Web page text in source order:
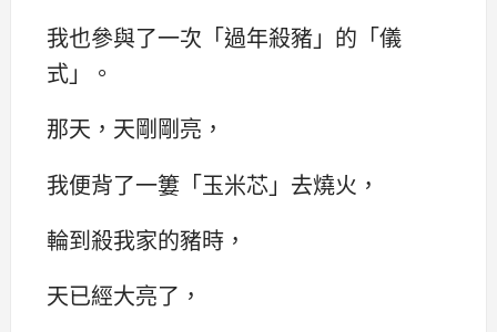
我也參與了一次「過年殺豬」的「儀
式」。
那天，天剛剛亮，
我便背了一簍「玉米芯」去燒火，
輪到殺我家的豬時，
天已經大亮了，